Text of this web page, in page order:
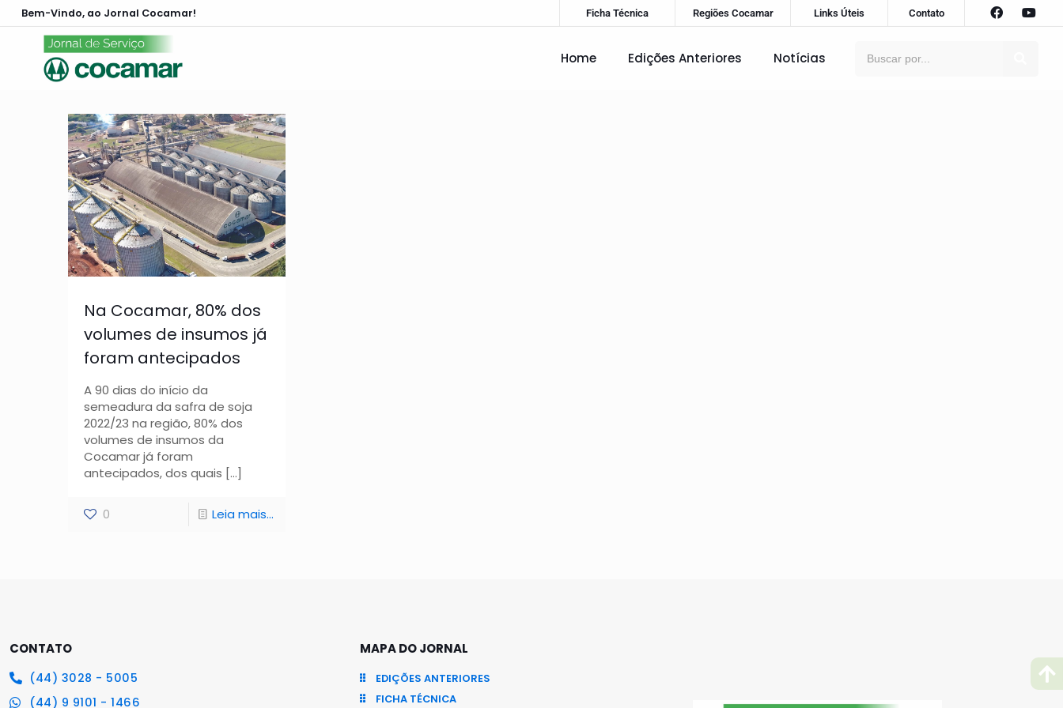
Bem-Vindo, ao Jornal Cocamar! Ficha Técnica Regiões Cocamar Links Úteis Contato
Home Edições Anteriores Notícias
Na Cocamar, 80% dos
volumes de insumos já
foram antecipados
A 90 dias do início da
semeadura da safra de soja
2022/23 na região, 80% dos
volumes de insumos da
Cocamar já foram
antecipados, dos quais […]
0 Leia mais...
CONTATO
(44) 3028 - 5005
(44) 9 9101 - 1466
MAPA DO JORNAL
EDIÇÕES ANTERIORES
FICHA TÉCNICA